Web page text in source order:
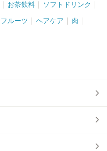
お茶飲料 ソフトドリンク
フルーツ ヘアケア 肉